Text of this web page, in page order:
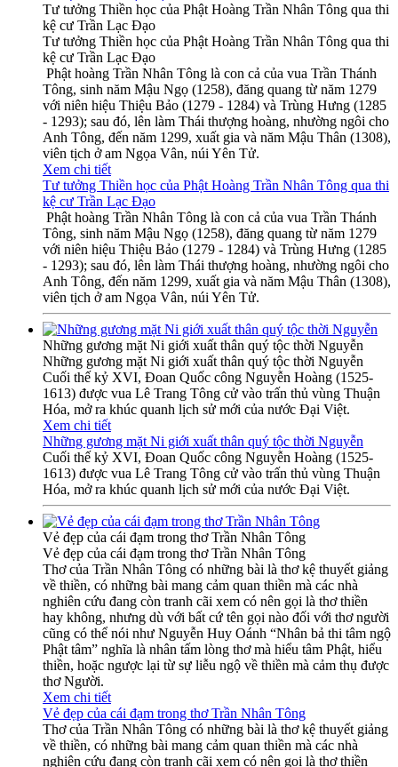
Tư tưởng Thiền học của Phật Hoàng Trần Nhân Tông qua thi
kệ cư Trần Lạc Đạo
Tư tưởng Thiền học của Phật Hoàng Trần Nhân Tông qua thi
kệ cư Trần Lạc Đạo
Phật hoàng Trần Nhân Tông là con cả của vua Trần Thánh
Tông, sinh năm Mậu Ngọ (1258), đăng quang từ năm 1279
với niên hiệu Thiệu Bảo (1279 - 1284) và Trùng Hưng (1285
- 1293); sau đó, lên làm Thái thượng hoàng, nhường ngôi cho
Anh Tông, đến năm 1299, xuất gia và năm Mậu Thân (1308),
viên tịch ở am Ngọa Vân, núi Yên Tử.
Xem chi tiết
Tư tưởng Thiền học của Phật Hoàng Trần Nhân Tông qua thi
kệ cư Trần Lạc Đạo
Phật hoàng Trần Nhân Tông là con cả của vua Trần Thánh
Tông, sinh năm Mậu Ngọ (1258), đăng quang từ năm 1279
với niên hiệu Thiệu Bảo (1279 - 1284) và Trùng Hưng (1285
- 1293); sau đó, lên làm Thái thượng hoàng, nhường ngôi cho
Anh Tông, đến năm 1299, xuất gia và năm Mậu Thân (1308),
viên tịch ở am Ngọa Vân, núi Yên Tử.
Những gương mặt Ni giới xuất thân quý tộc thời Nguyễn
Những gương mặt Ni giới xuất thân quý tộc thời Nguyễn
Cuối thế kỷ XVI, Đoan Quốc công Nguyễn Hoàng (1525-
1613) được vua Lê Trang Tông cử vào trấn thủ vùng Thuận
Hóa, mở ra khúc quanh lịch sử mới của nước Đại Việt.
Xem chi tiết
Những gương mặt Ni giới xuất thân quý tộc thời Nguyễn
Cuối thế kỷ XVI, Đoan Quốc công Nguyễn Hoàng (1525-
1613) được vua Lê Trang Tông cử vào trấn thủ vùng Thuận
Hóa, mở ra khúc quanh lịch sử mới của nước Đại Việt.
Vẻ đẹp của cái đạm trong thơ Trần Nhân Tông
Vẻ đẹp của cái đạm trong thơ Trần Nhân Tông
Thơ của Trần Nhân Tông có những bài là thơ kệ thuyết giảng
về thiền, có những bài mang cảm quan thiền mà các nhà
nghiên cứu đang còn tranh cãi xem có nên gọi là thơ thiền
hay không, nhưng dù với bất cứ tên gọi nào đối với thơ người
cũng có thể nói như Nguyễn Huy Oánh “Nhân bả thi tâm ngộ
Phật tâm” nghĩa là nhân tấm lòng thơ mà hiểu tâm Phật, hiểu
thiền, hoặc ngược lại từ sự liễu ngộ về thiền mà cảm thụ được
thơ Người.
Xem chi tiết
Vẻ đẹp của cái đạm trong thơ Trần Nhân Tông
Thơ của Trần Nhân Tông có những bài là thơ kệ thuyết giảng
về thiền, có những bài mang cảm quan thiền mà các nhà
nghiên cứu đang còn tranh cãi xem có nên gọi là thơ thiền